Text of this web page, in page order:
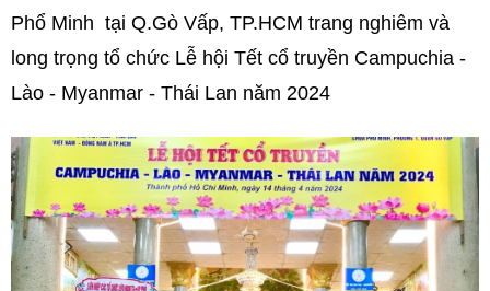
Phổ Minh tại Q.Gò Vấp, TP.HCM trang nghiêm và
long trọng tổ chức Lễ hội Tết cổ truyền Campuchia -
Lào - Myanmar - Thái Lan năm 2024